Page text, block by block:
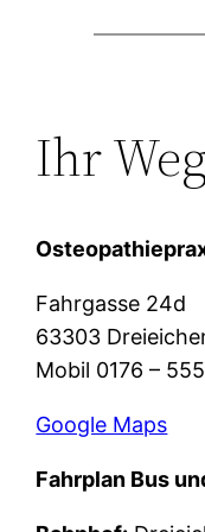
Ihr
Fahrgasse 24d
63303
Mobil 0176 –
Google Maps
Fahrplan Bus